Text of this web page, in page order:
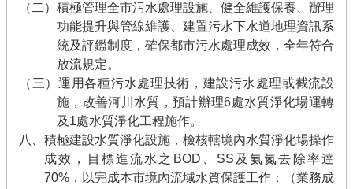
（二）積極管理全市污水處理設施、健全維護保養、辦理
功能提升與管線維護、建置污水下水道地理資訊系
統及評鑑制度，確保都市污水處理成效，全年符合
放流規定。
（三）運用各種污水處理技術，建設污水處理或截流設
施，改善河川水質，預計辦理6處水質淨化場運轉
及1處水質淨化工程施作。
八、積極建設水質淨化設施，檢核轄境內水質淨化場操作
成效，目標進流水之BOD、SS及氨氮去除率達
70%，以完成本市境內流域水質保護工作：（業務成